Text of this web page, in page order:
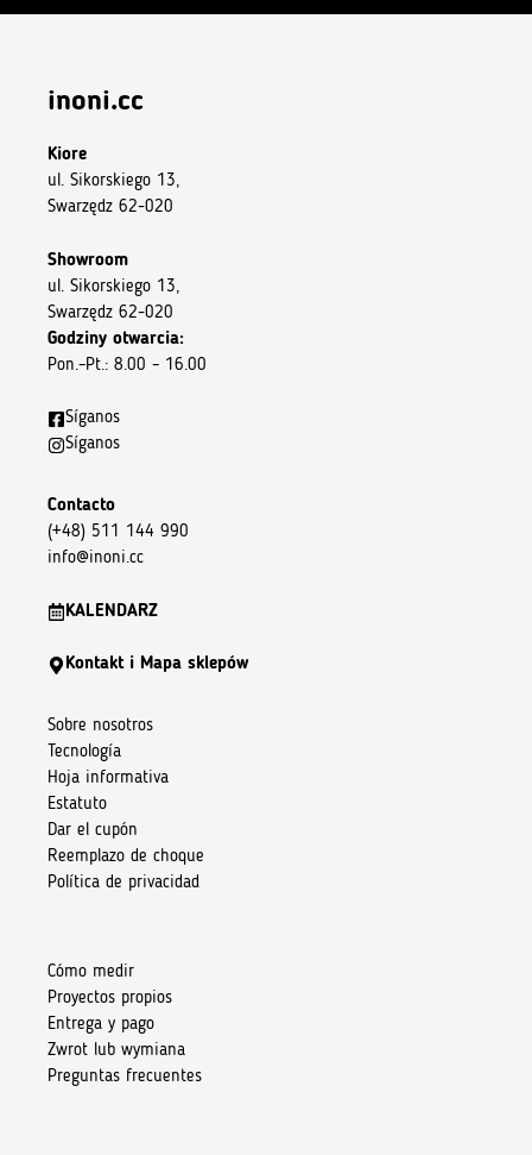
inoni.cc
Kiore
ul. Sikorskiego 13,
Swarzędz 62-020
Showroom
ul. Sikorskiego 13,
Swarzędz 62-020
Godziny otwarcia:
Pon.–Pt.: 8.00 – 16.00
Síganos
Síganos
Contacto
(+48) 511 144 990
info@inoni.cc
KALENDARZ
Kontakt i Mapa sklepów
Sobre nosotros
Tecnología
Hoja informativa
Estatuto
Dar el cupón
Reemplazo de choque
Política de privacidad
Cómo medir
Proyectos propios
Entrega y pago
Zwrot lub wymiana
Preguntas frecuentes